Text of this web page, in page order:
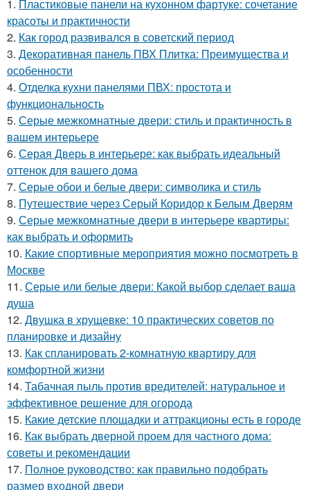
1. Пластиковые панели на кухонном фартуке: сочетание
красоты и практичности
2. Как город развивался в советский период
3. Декоративная панель ПВХ Плитка: Преимущества и
особенности
4. Отделка кухни панелями ПВХ: простота и
функциональность
5. Серые межкомнатные двери: стиль и практичность в
вашем интерьере
6. Серая Дверь в интерьере: как выбрать идеальный
оттенок для вашего дома
7. Серые обои и белые двери: символика и стиль
8. Путешествие через Серый Коридор к Белым Дверям
9. Серые межкомнатные двери в интерьере квартиры:
как выбрать и оформить
10. Какие спортивные мероприятия можно посмотреть в
Москве
11. Серые или белые двери: Какой выбор сделает ваша
душа
12. Двушка в хрущевке: 10 практических советов по
планировке и дизайну
13. Как спланировать 2-комнатную квартиру для
комфортной жизни
14. Табачная пыль против вредителей: натуральное и
эффективное решение для огорода
15. Какие детские площадки и аттракционы есть в городе
16. Как выбрать дверной проем для частного дома:
советы и рекомендации
17. Полное руководство: как правильно подобрать
размер входной двери